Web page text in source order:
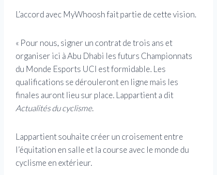
L’accord avec MyWhoosh fait partie de cette vision.
« Pour nous, signer un contrat de trois ans et
organiser ici à Abu Dhabi les futurs Championnats
du Monde Esports UCI est formidable. Les
qualifications se dérouleront en ligne mais les
finales auront lieu sur place. Lappartient a dit
Actualités du cyclisme.
Lappartient souhaite créer un croisement entre
l’équitation en salle et la course avec le monde du
cyclisme en extérieur.